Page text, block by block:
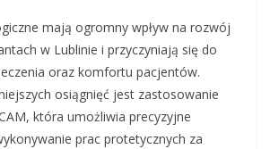
mają ogromny wpływ na rozwój
w Lublinie i przyczyniają się do
oraz komfortu pacjentów.
osiągnięć jest zastosowanie
która umożliwia precyzyjne
prac protetycznych za